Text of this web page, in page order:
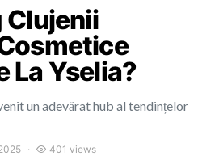
Clujenii
La Yselia?
un adevărat hub al tendințelor
401 views